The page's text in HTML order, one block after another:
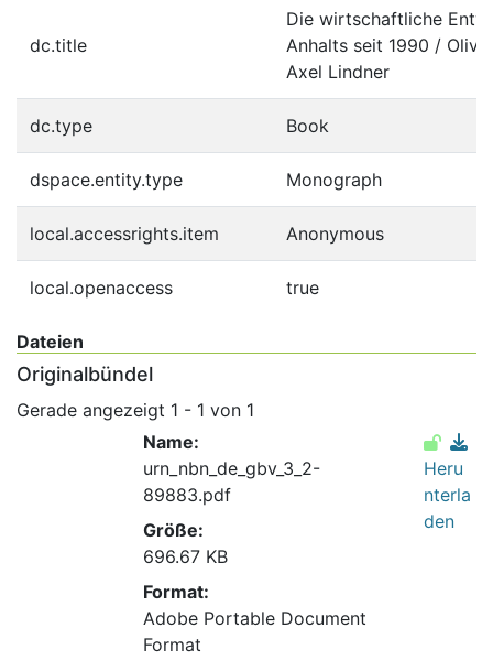
dc.title
Die wirtschaftliche
Anhalts seit 1990 /
Axel Lindner
dc.type Book
dspace.entity.type Monograph
local.accessrights.item Anonymous
local.openaccess true
Dateien
Originalbündel
Gerade angezeigt 1 - 1 von 1
Name:
urn_nbn_de_gbv_3_2-
89883.pdf
Größe:
696.67 KB
Format:
Adobe Portable Document
Format
Heru
nterla
den